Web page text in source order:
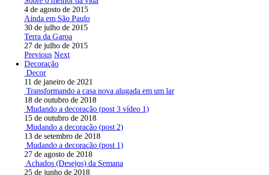
4 de agosto de 2015
Ainda em São Paulo
30 de julho de 2015
Terra da Garoa
27 de julho de 2015
Previous Next
Decoração
Decor
11 de janeiro de 2021
Transformando a casa nova alugada em um lar
18 de outubro de 2018
Mudando a decoração (post 3 vídeo 1)
15 de outubro de 2018
Mudando a decoração (post 2)
13 de setembro de 2018
Mudando a decoração (post 1)
27 de agosto de 2018
Achados (Desejos) da Semana
25 de junho de 2018